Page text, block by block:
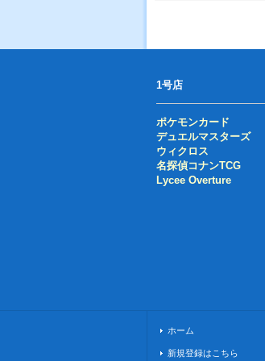
1号店
ポケモンカード
デュエルマスターズ
ウィクロス
名探偵コナンTCG
Lycee Overture
ホーム
新規登録はこちら